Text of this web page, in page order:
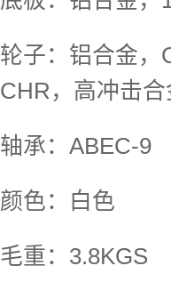
轮子：铝合金，
CHR，高冲击合
轴承：ABEC-9
颜色：白色
毛重：3.8KGS